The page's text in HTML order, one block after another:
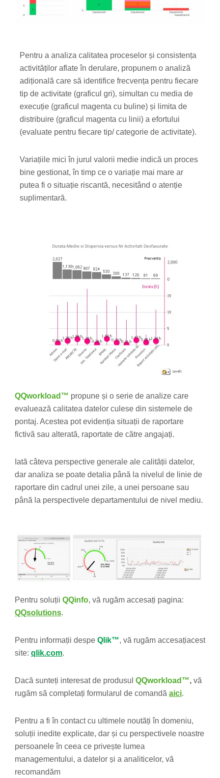
Pentru a analiza calitatea proceselor și consistența
activităților aflate în derulare, propunem o analiză
adițională care să identifice frecvența pentru fiecare
tip de activitate (graficul gri), simultan cu media de
execuție (graficul magenta cu buline) și limita de
distribuire (graficul magenta cu linii) a efortului
(evaluate pentru fiecare tip/ categorie de activitate).
Variațiile mici în jurul valorii medie indică un proces
bine gestionat, în timp ce o variație mai mare ar
putea fi o situație riscantă, necesitând o atenție
suplimentară.
QQworkload™ propune și o serie de analize care
evaluează calitatea datelor culese din sistemele de
pontaj. Acestea pot evidenția situații de raportare
fictivă sau alterată, raportate de către angajați.
Iată câteva perspective generale ale calității datelor,
dar analiza se poate detalia până la nivelul de linie de
raportare din cadrul unei zile, a unei persoane sau
până la perspectivele departamentului de nivel mediu.
Pentru soluții QQinfo, vă rugăm accesați pagina:
QQsolutions.
Pentru informații despe Qlik™, vă rugăm accesațiacest
site: qlik.com.
Dacă sunteți interesat de produsul QQworkload™, vă
rugăm să completați formularul de comandă aici.
Pentru a fi în contact cu ultimele noutăți în domeniu,
soluții inedite explicate, dar și cu perspectivele noastre
persoanele în ceea ce privește lumea
managementului, a datelor și a analiticelor, vă
recomandăm